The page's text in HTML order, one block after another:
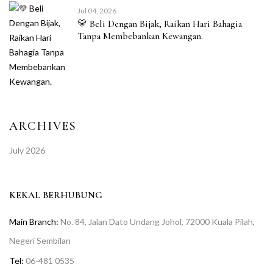
Jul 04, 2026
💛 Beli Dengan Bijak, Raikan Hari Bahagia
Tanpa Membebankan Kewangan.
ARCHIVES
July 2026
KEKAL BERHUBUNG
Main Branch: No. 84, Jalan Dato Undang Johol, 72000 Kuala Pilah,
Negeri Sembilan
Tel: 06-481 0535